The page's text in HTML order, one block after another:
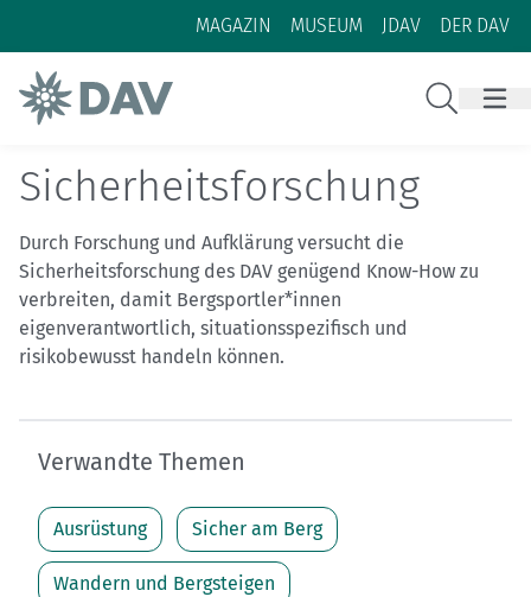
Zum Inhalt
Zur Footer-Navigation
MAGAZIN MUSEUM JDAV DER DAV
Sicherheitsforschung
Durch Forschung und Aufklärung versucht die
Sicherheitsforschung des DAV genügend Know-How zu
verbreiten, damit Bergsportler*innen
eigenverantwortlich, situationsspezifisch und
risikobewusst handeln können.
Verwandte Themen
Ausrüstung Sicher am Berg
Wandern und Bergsteigen